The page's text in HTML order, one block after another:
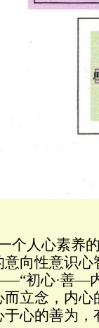
个人心素养
意向性意识
初心·善—
而立念，内
心的善为，